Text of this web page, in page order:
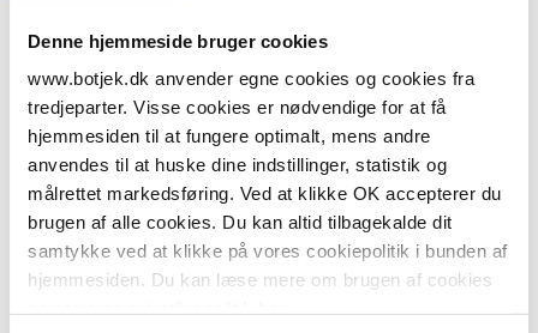
Denne hjemmeside bruger cookies
www.botjek.dk anvender egne cookies og cookies fra
tredjeparter. Visse cookies er nødvendige for at få
hjemmesiden til at fungere optimalt, mens andre
anvendes til at huske dine indstillinger, statistik og
målrettet markedsføring. Ved at klikke OK accepterer du
brugen af alle cookies. Du kan altid tilbagekalde dit
samtykke ved at klikke på vores cookiepolitik i bunden af
hjemmesiden. Du kan læse mere om brugen af cookies
Hvorfor har tilstandsrapporten en
gyldighed på kun 6 måneder, når
elinstallationsrapporten har en
gyldighed på 1 år?
Hvor lang tid tager besigtigelsen?